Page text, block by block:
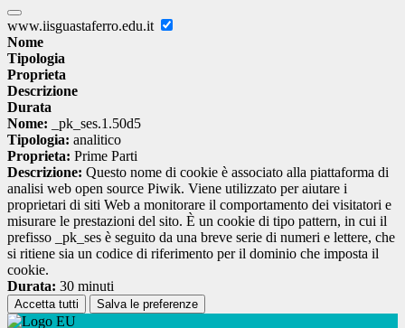
www.iisguastaferro.edu.it
Nome
Tipologia
Proprieta
Descrizione
Durata
Nome: _pk_ses.1.50d5
Tipologia: analitico
Proprieta: Prime Parti
Descrizione: Questo nome di cookie è associato alla piattaforma di
analisi web open source Piwik. Viene utilizzato per aiutare i
proprietari di siti Web a monitorare il comportamento dei visitatori e
misurare le prestazioni del sito. È un cookie di tipo pattern, in cui il
prefisso _pk_ses è seguito da una breve serie di numeri e lettere, che
si ritiene sia un codice di riferimento per il dominio che imposta il
cookie.
Durata: 30 minuti
Accetta tutti Salva le preferenze